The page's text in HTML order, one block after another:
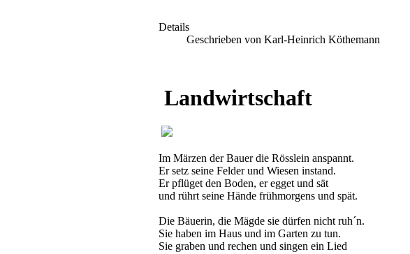
Details
Geschrieben von Karl-Heinrich Köthemann
Landwirtschaft
Im Märzen der Bauer die Rösslein anspannt.
Er setz seine Felder und Wiesen instand.
Er pflüget den Boden, er egget und sät
und rührt seine Hände frühmorgens und spät.
Die Bäuerin, die Mägde sie dürfen nicht ruh´n.
Sie haben im Haus und im Garten zu tun.
Sie graben und rechen und singen ein Lied